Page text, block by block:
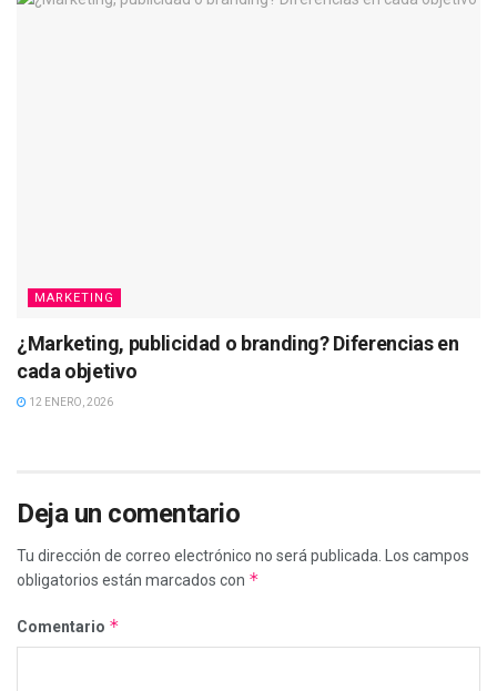
MARKETING
¿Marketing, publicidad o branding? Diferencias en
cada objetivo
12 ENERO, 2026
Deja un comentario
Tu dirección de correo electrónico no será publicada.
Los campos
obligatorios están marcados con *
Comentario *